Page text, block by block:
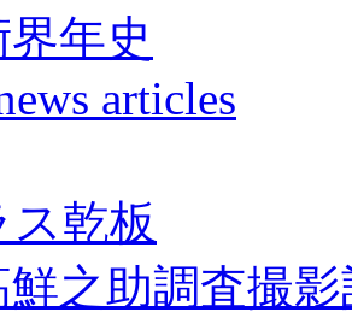
年史
articles
ス乾板
鮮之助調査撮